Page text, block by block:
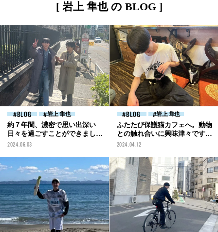
[ 岩上 隼也 の BLOG ]
BLOG 岩上 隼也
約７年間、濃密で思い出深い
日々を過ごすことができまし
た！[岩上隼也ブログ]
2024.06.03
BLOG 岩上 隼也
ふたたび保護猫カフェへ。動物
との触れ合いに興味津々です
[岩上隼也ブログ]
2024.04.12